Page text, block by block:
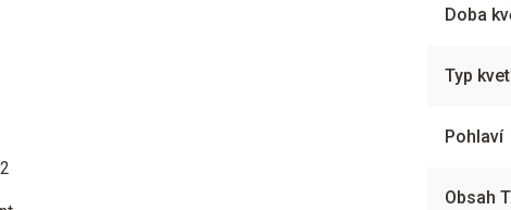
Doba
Typ
Pohlaví
Obsah